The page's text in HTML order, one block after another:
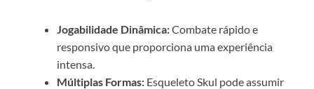
Jogabilidade Dinâmica:Combate rápido e
responsivo que proporciona uma experiência
intensa.
Múltiplas Formas: Esqueleto Skul pode assumir